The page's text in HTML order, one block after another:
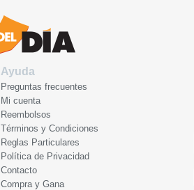
Ayuda
Preguntas frecuentes
Mi cuenta
Reembolsos
Términos y Condiciones
Reglas Particulares
Política de Privacidad
Contacto
Compra y Gana